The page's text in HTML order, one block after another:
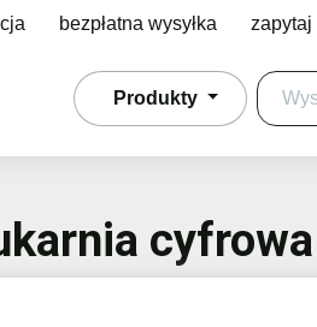
bezpłatna wysyłka zapytaj
Produkty